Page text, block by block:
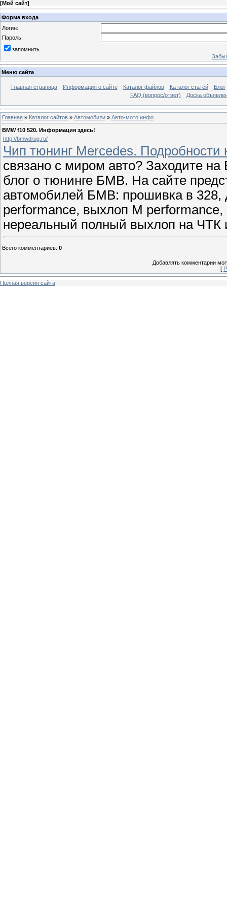
[Мой сайт]
Форма входа
Логин:
Пароль:
запомнить
Меню сайта
Главная страница Информация о сайте Каталог файлов Каталог статей
Блог
FAQ (вопрос/ответ)
Доска
Главная » Каталог сайтов » Автомобили » Авто-мото инфо
BMW f10 520. Информация здесь!
http://bmwdrug.ru/
Чип тюнинг Mercedes. Подробности
связано с миром авто? Заходите
блог о тюнинге БМВ. На сайте
автомобилей БМВ: прошивка в 328,
performance, выхлоп M
нереальный полный выхлоп на ЧТК
Всего комментариев: 0
Добавлять комментарии
[
Полная версия сайта